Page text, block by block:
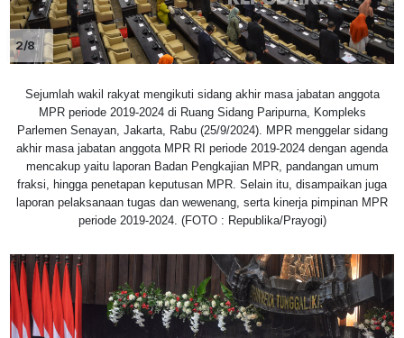
2/8
Sejumlah wakil rakyat mengikuti sidang akhir masa jabatan anggota
MPR periode 2019-2024 di Ruang Sidang Paripurna, Kompleks
Parlemen Senayan, Jakarta, Rabu (25/9/2024). MPR menggelar sidang
akhir masa jabatan anggota MPR RI periode 2019-2024 dengan agenda
mencakup yaitu laporan Badan Pengkajian MPR, pandangan umum
fraksi, hingga penetapan keputusan MPR. Selain itu, disampaikan juga
laporan pelaksanaan tugas dan wewenang, serta kinerja pimpinan MPR
periode 2019-2024. (FOTO : Republika/Prayogi)